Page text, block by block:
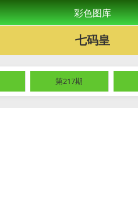
彩色图库
七码皇
第217期